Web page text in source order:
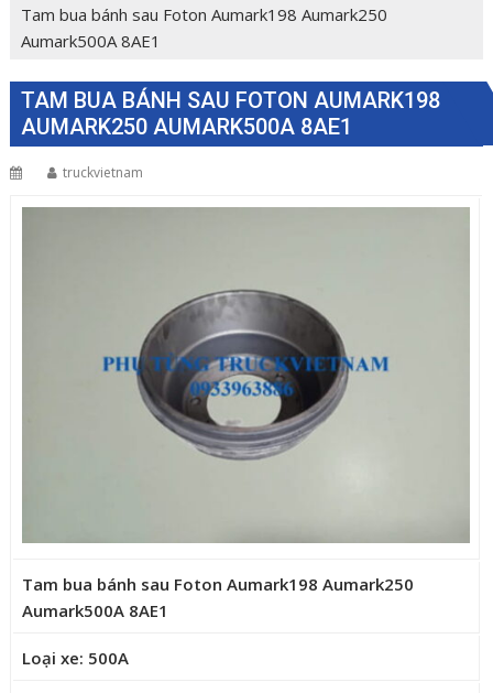
Tam bua bánh sau Foton Aumark198 Aumark250
Aumark500A 8AE1
TAM BUA BÁNH SAU FOTON AUMARK198
AUMARK250 AUMARK500A 8AE1
truckvietnam
Tam bua bánh sau Foton Aumark198 Aumark250
Aumark500A 8AE1
Loại xe: 500A